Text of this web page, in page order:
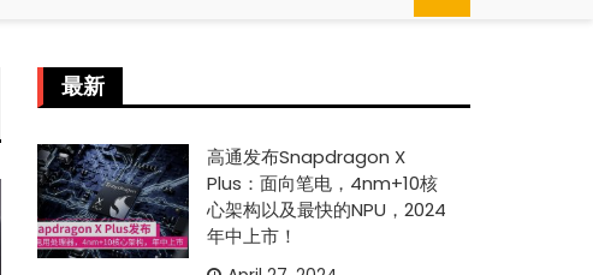
最新
高通发布Snapdragon X
Plus：面向笔电，4nm+10核
心架构以及最快的NPU，2024
年中上市！